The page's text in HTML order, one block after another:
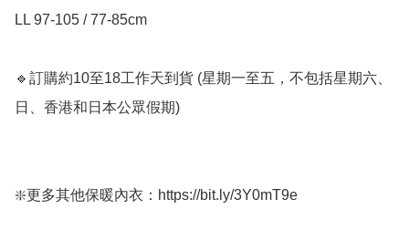
LL 97-105 / 77-85cm
🔹訂購約10至18工作天到貨 (星期一至五，不包括星期六、
日、香港和日本公眾假期) ﻿
❇️更多其他保暖內衣：https://bit.ly/3Y0mT9e